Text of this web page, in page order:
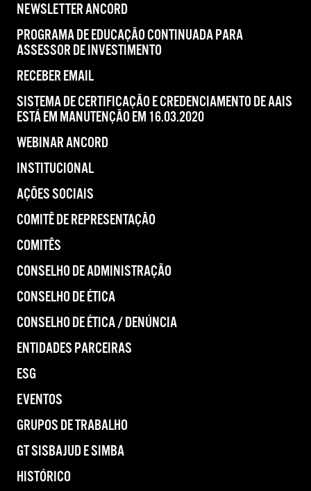
NEWSLETTER ANCORD
PROGRAMA DE EDUCAÇÃO CONTINUADA PARA
ASSESSOR DE INVESTIMENTO
RECEBER EMAIL
SISTEMA DE CERTIFICAÇÃO E CREDENCIAMENTO DE AAIS
ESTÁ EM MANUTENÇÃO EM 16.03.2020
WEBINAR ANCORD
INSTITUCIONAL
AÇÕES SOCIAIS
COMITÊ DE REPRESENTAÇÃO
COMITÊS
CONSELHO DE ADMINISTRAÇÃO
CONSELHO DE ÉTICA
CONSELHO DE ÉTICA / DENÚNCIA
ENTIDADES PARCEIRAS
ESG
EVENTOS
GRUPOS DE TRABALHO
GT SISBAJUD E SIMBA
HISTÓRICO